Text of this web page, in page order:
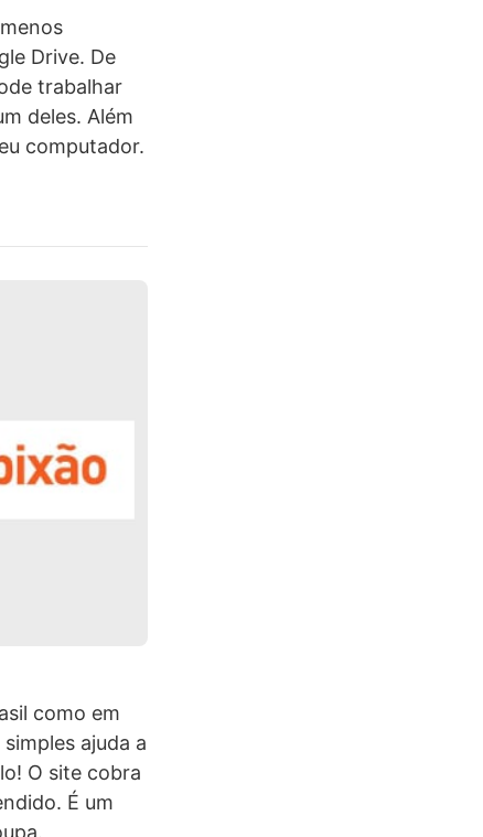
Drive. De
trabalhar
deles. Além
computador.
como em
ajuda a
O site cobra
É um